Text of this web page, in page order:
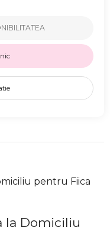
pentru Fiica
la Domiciliu